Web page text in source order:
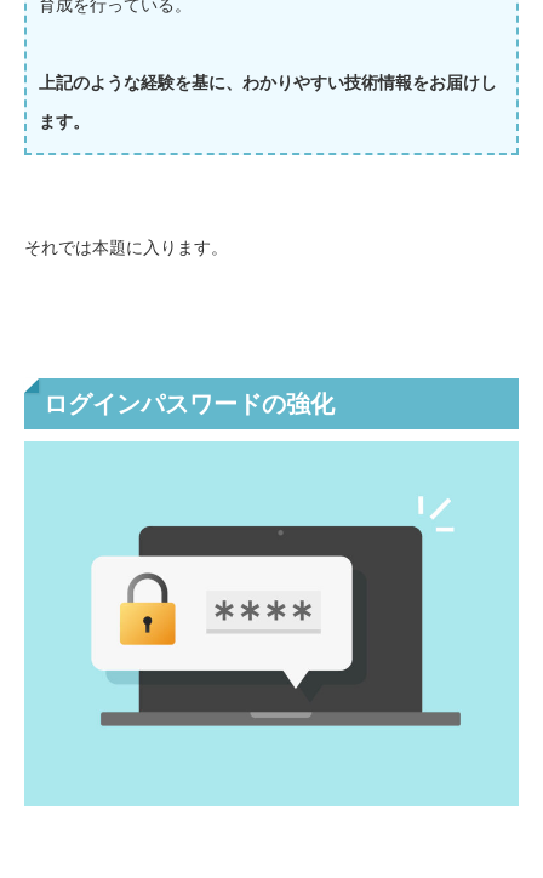
育成を行っている。
上記のような経験を基に、わかりやすい技術情報をお届けし
ます。
それでは本題に入ります。
ログインパスワードの強化